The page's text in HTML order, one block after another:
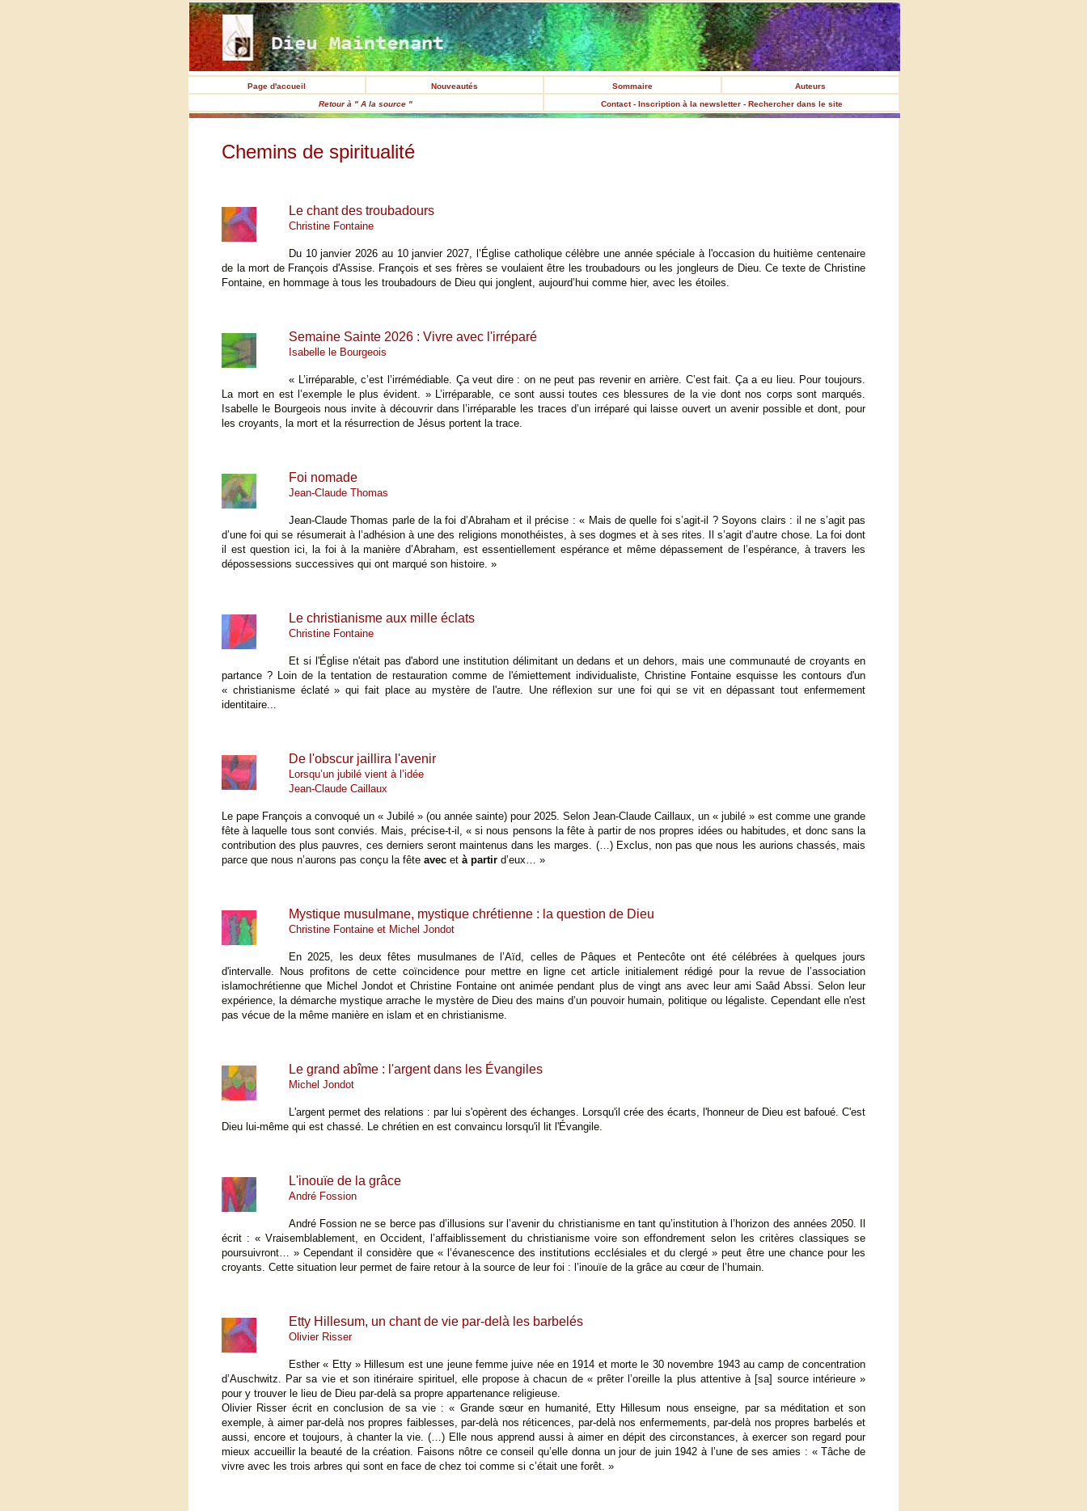
Page d'accueil Nouveautés Sommaire
Auteurs
Retour à " A la source "
Contact - Inscription à la newsletter - Rechercher dans le site
Chemins de spiritualité
Le chant des troubadours
Christine Fontaine
Du 10 janvier 2026 au 10 janvier 2027, l’Église catholique célèbre une année spéciale à l'occasion du huitième centenaire
de la mort de François d'Assise. François et ses frères se voulaient être les troubadours ou les jongleurs de Dieu. Ce texte de Christine
Fontaine, en hommage à tous les troubadours de Dieu qui jonglent, aujourd’hui comme hier, avec les étoiles.
Semaine Sainte 2026 : Vivre avec l'irréparé
Isabelle le Bourgeois
« L’irréparable, c’est l’irrémédiable. Ça veut dire : on ne peut pas revenir en arrière. C’est fait. Ça a eu lieu. Pour toujours.
La mort en est l’exemple le plus évident. » L’irréparable, ce sont aussi toutes ces blessures de la vie dont nos corps sont marqués.
Isabelle le Bourgeois nous invite à découvrir dans l’irréparable les traces d’un irréparé qui laisse ouvert un avenir possible et dont, pour
les croyants, la mort et la résurrection de Jésus portent la trace.
Foi nomade
Jean-Claude Thomas
Jean-Claude Thomas parle de la foi d’Abraham et il précise : « Mais de quelle foi s’agit-il ? Soyons clairs : il ne s’agit pas
d’une foi qui se résumerait à l’adhésion à une des religions monothéistes, à ses dogmes et à ses rites. Il s’agit d’autre chose. La foi dont
il est question ici, la foi à la manière d’Abraham, est essentiellement espérance et même dépassement de l’espérance, à travers les
dépossessions successives qui ont marqué son histoire. »
Le christianisme aux mille éclats
Christine Fontaine
Et si l'Église n'était pas d'abord une institution délimitant un dedans et un dehors, mais une communauté de croyants en
partance ? Loin de la tentation de restauration comme de l'émiettement individualiste, Christine Fontaine esquisse les contours d'un
« christianisme éclaté » qui fait place au mystère de l'autre. Une réflexion sur une foi qui se vit en dépassant tout enfermement
identitaire...
De l'obscur jaillira l'avenir
Lorsqu’un jubilé vient à l’idée
Jean-Claude Caillaux
Le pape François a convoqué un « Jubilé » (ou année sainte) pour 2025. Selon Jean-Claude Caillaux, un « jubilé » est comme une grande
fête à laquelle tous sont conviés. Mais, précise-t-il, « si nous pensons la fête à partir de nos propres idées ou habitudes, et donc sans la
contribution des plus pauvres, ces derniers seront maintenus dans les marges. (…) Exclus, non pas que nous les aurions chassés, mais
parce que nous n’aurons pas conçu la fête avec et à partir d’eux… »
Mystique musulmane, mystique chrétienne : la question de Dieu
Christine Fontaine et Michel Jondot
En 2025, les deux fêtes musulmanes de l’Aïd, celles de Pâques et Pentecôte ont été célébrées à quelques jours
d'intervalle. Nous profitons de cette coïncidence pour mettre en ligne cet article initialement rédigé pour la revue de l’association
islamochrétienne que Michel Jondot et Christine Fontaine ont animée pendant plus de vingt ans avec leur ami Saâd Abssi. Selon leur
expérience, la démarche mystique arrache le mystère de Dieu des mains d’un pouvoir humain, politique ou légaliste. Cependant elle n'est
pas vécue de la même manière en islam et en christianisme.
Le grand abîme : l'argent dans les Évangiles
Michel Jondot
L'argent permet des relations : par lui s'opèrent des échanges. Lorsqu'il crée des écarts, l'honneur de Dieu est bafoué. C'est
Dieu lui-même qui est chassé. Le chrétien en est convaincu lorsqu'il lit l'Évangile.
L'inouïe de la grâce
André Fossion
André Fossion ne se berce pas d’illusions sur l’avenir du christianisme en tant qu’institution à l’horizon des années 2050. Il
écrit : « Vraisemblablement, en Occident, l’affaiblissement du christianisme voire son effondrement selon les critères classiques se
poursuivront… » Cependant il considère que « l’évanescence des institutions ecclésiales et du clergé » peut être une chance pour les
croyants. Cette situation leur permet de faire retour à la source de leur foi : l’inouïe de la grâce au cœur de l’humain.
Etty Hillesum, un chant de vie par-delà les barbelés
Olivier Risser
Esther « Etty » Hillesum est une jeune femme juive née en 1914 et morte le 30 novembre 1943 au camp de concentration
d’Auschwitz. Par sa vie et son itinéraire spirituel, elle propose à chacun de « prêter l’oreille la plus attentive à [sa] source intérieure »
pour y trouver le lieu de Dieu par-delà sa propre appartenance religieuse.
Olivier Risser écrit en conclusion de sa vie : « Grande sœur en humanité, Etty Hillesum nous enseigne, par sa méditation et son
exemple, à aimer par-delà nos propres faiblesses, par-delà nos réticences, par-delà nos enfermements, par-delà nos propres barbelés et
aussi, encore et toujours, à chanter la vie. (…) Elle nous apprend aussi à aimer en dépit des circonstances, à exercer son regard pour
mieux accueillir la beauté de la création. Faisons nôtre ce conseil qu’elle donna un jour de juin 1942 à l’une de ses amies : « Tâche de
vivre avec les trois arbres qui sont en face de chez toi comme si c’était une forêt. »